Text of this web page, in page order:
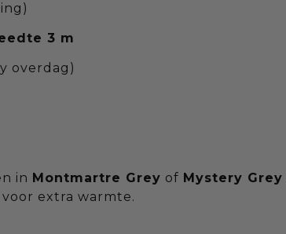
3 m
overdag)
in Montmartre Grey of Mystery Grey
voor extra warmte.